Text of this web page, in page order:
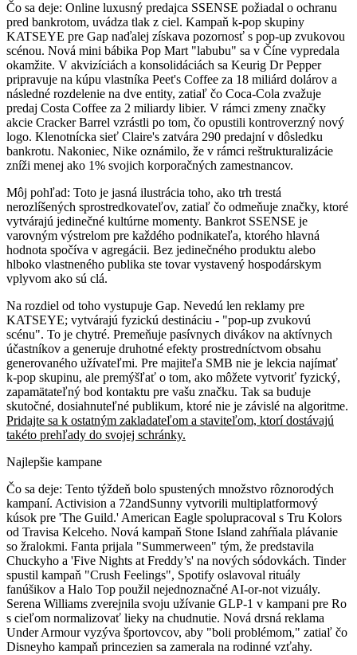
Čo sa deje: Online luxusný predajca SSENSE požiadal o ochranu
pred bankrotom, uvádza tlak z ciel. Kampaň k-pop skupiny
KATSEYE pre Gap naďalej získava pozornosť s pop-up zvukovou
scénou. Nová mini bábika Pop Mart "labubu" sa v Číne vypredala
okamžite. V akvizíciách a konsolidáciách sa Keurig Dr Pepper
pripravuje na kúpu vlastníka Peet's Coffee za 18 miliárd dolárov a
následné rozdelenie na dve entity, zatiaľ čo Coca-Cola zvažuje
predaj Costa Coffee za 2 miliardy libier. V rámci zmeny značky
akcie Cracker Barrel vzrástli po tom, čo opustili kontroverzný nový
logo. Klenotnícka sieť Claire's zatvára 290 predajní v dôsledku
bankrotu. Nakoniec, Nike oznámilo, že v rámci reštrukturalizácie
zníži menej ako 1% svojich korporačných zamestnancov.
Môj pohľad: Toto je jasná ilustrácia toho, ako trh trestá
nerozlíšených sprostredkovateľov, zatiaľ čo odmeňuje značky, ktoré
vytvárajú jedinečné kultúrne momenty. Bankrot SSENSE je
varovným výstrelom pre každého podnikateľa, ktorého hlavná
hodnota spočíva v agregácii. Bez jedinečného produktu alebo
hlboko vlastneného publika ste tovar vystavený hospodárskym
vplyvom ako sú clá.
Na rozdiel od toho vystupuje Gap. Nevedú len reklamy pre
KATSEYE; vytvárajú fyzickú destináciu - "pop-up zvukovú
scénu". To je chytré. Premeňuje pasívnych divákov na aktívnych
účastníkov a generuje druhotné efekty prostredníctvom obsahu
generovaného užívateľmi. Pre majiteľa SMB nie je lekcia najímať
k-pop skupinu, ale premýšľať o tom, ako môžete vytvoriť fyzický,
zapamätateľný bod kontaktu pre vašu značku. Tak sa buduje
skutočné, dosiahnuteľné publikum, ktoré nie je závislé na algoritme.
Pridajte sa k ostatným zakladateľom a staviteľom, ktorí dostávajú
takéto prehľady do svojej schránky.
Najlepšie kampane
Čo sa deje: Tento týždeň bolo spustených množstvo rôznorodých
kampaní. Activision a 72andSunny vytvorili multiplatformový
kúsok pre 'The Guild.' American Eagle spolupracoval s Tru Kolors
od Travisa Kelceho. Nová kampaň Stone Island zahŕňala plávanie
so žralokmi. Fanta prijala "Summerween" tým, že predstavila
Chuckyho a 'Five Nights at Freddy’s' na nových sódovkách. Tinder
spustil kampaň "Crush Feelings", Spotify oslavoval rituály
fanúšikov a Halo Top použil nejednoznačné AI-or-not vizuály.
Serena Williams zverejnila svoju užívanie GLP-1 v kampani pre Ro
s cieľom normalizovať lieky na chudnutie. Nová drsná reklama
Under Armour vyzýva športovcov, aby "boli problémom," zatiaľ čo
Disneyho kampaň princezien sa zamerala na rodinné vzťahy.